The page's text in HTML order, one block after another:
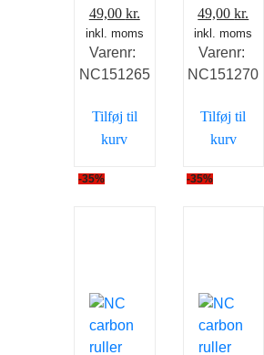
Den
oprindelige
pris
var:
49,00 kr.
aktuelle
er:
inkl. moms
Varenr:
NC151265
Tilføj til
kurv
Den
pris
var:
49,00kr.
er:
inkl. moms
Varenr:
NC151270
Tilføj til
kurv
-35% -35%